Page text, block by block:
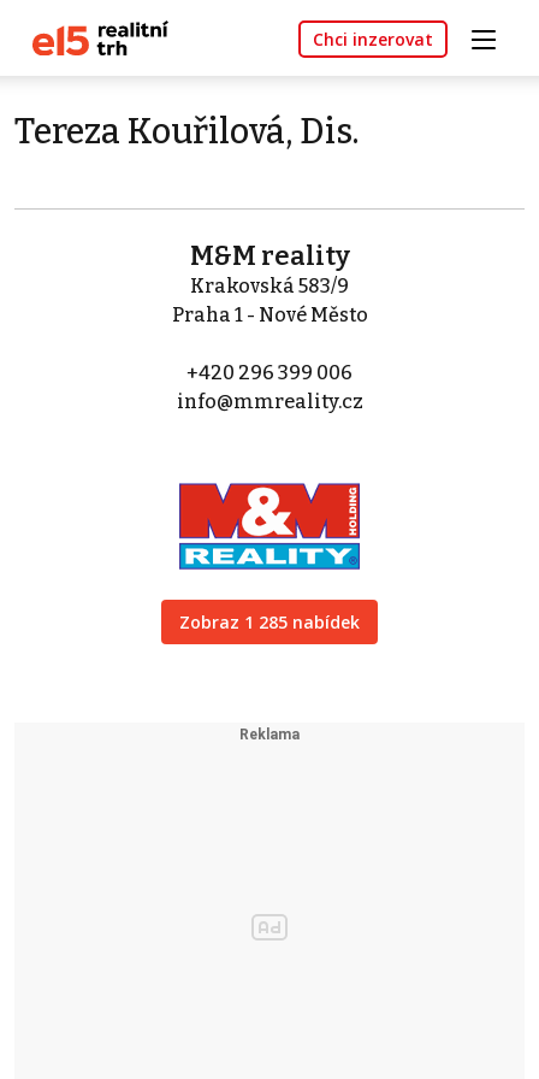
Chci inzerovat
Tereza Kouřilová, Dis.
M&M reality
Krakovská 583/9
Praha 1 - Nové Město
+420 296 399 006
info@mmreality.cz
Zobraz 1 285 nabídek